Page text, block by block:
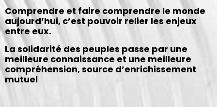
Comprendre et faire comprendre le monde
aujourd’hui, c’est pouvoir relier les enjeux
entre eux.
La solidarité des peuples passe par une
meilleure connaissance et une meilleure
compréhension, source d’enrichissement
mutuel